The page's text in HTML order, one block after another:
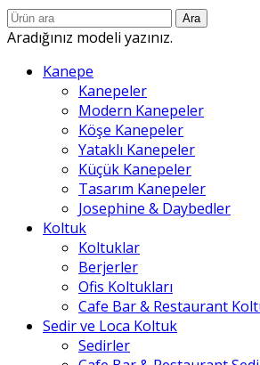
Ara
Aradığınız modeli yazınız.
Kanepe
Kanepeler
Modern Kanepeler
Köşe Kanepeler
Yataklı Kanepeler
Küçük Kanepeler
Tasarım Kanepeler
Josephine & Daybedler
Koltuk
Koltuklar
Berjerler
Ofis Koltukları
Cafe Bar & Restaurant
Sedir ve Loca Koltuk
Sedirler